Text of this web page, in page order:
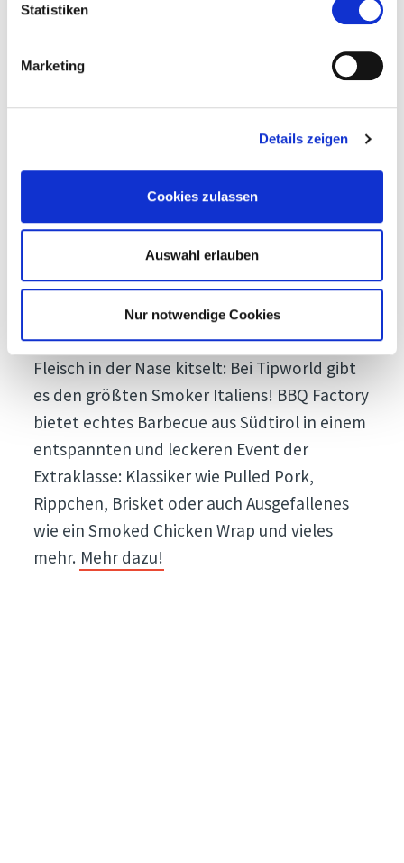
Statistiken
Marketing
Details zeigen
Cookies zulassen
Auswahl erlauben
Nur notwendige Cookies
BBQ Factory
Sie suchen etwas außergewöhnliches und
haben Lust auf Neues? Wie wäre es, Ihre
Geschmackssinne mit Low&Slow- BBQ
Gerichten zu verwöhnen? Wenn das Wasser
im Munde zusammenläuft und der Duft des
Fleisch in der Nase kitselt: Bei Tipworld gibt
es den größten Smoker Italiens! BBQ Factory
bietet echtes Barbecue aus Südtirol in einem
entspannten und leckeren Event der
Extraklasse: Klassiker wie Pulled Pork,
Rippchen, Brisket oder auch Ausgefallenes
wie ein Smoked Chicken Wrap und vieles
mehr. Mehr dazu!